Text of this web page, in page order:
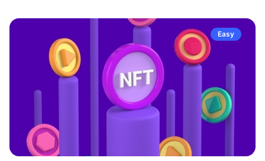
Easy